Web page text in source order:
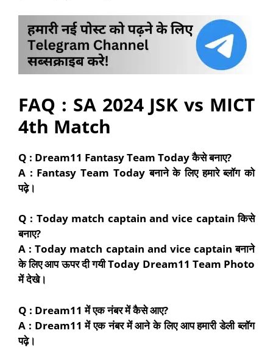
FAQ : SA 2024 JSK vs MICT
4th Match
Q : Dream11 Fantasy Team Todayकैसे बनाए?
A : Fantasy Team Todayबनाने के लिए हमारे ब्लॉग को
पढ़े।
Q : Today match captain and vice captainकिसे
बनाए?
A : Today match captain and vice captainबनाने
के लिए आप ऊपर दी गयी Today Dream11 Team Photo
में देखे।
Q : Dream11में एक नंबरमेंकैसे आए?
A : Dream11में एक नंबर में आने के लिए आप हमारी डेली ब्लॉग
पढ़े।